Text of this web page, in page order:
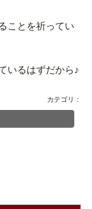
ことを祈ってい
いるはずだから♪
カテゴリ：